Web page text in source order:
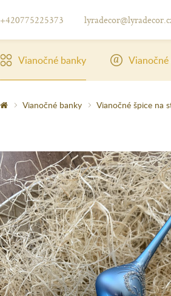
+420775225373
Vianočné banky Vianočné
Vianočné banky Vianočné špice na